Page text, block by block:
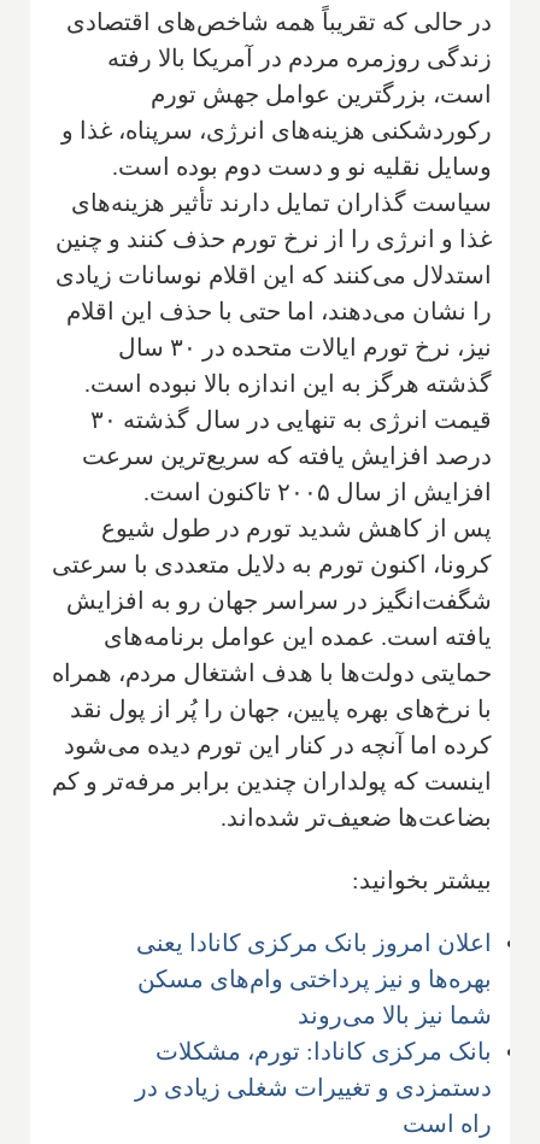
در حالی که تقریباً همه شاخص‌های اقتصادی
زندگی روزمره مردم در آمریکا بالا رفته
است، بزرگترین عوامل جهش تورم
رکوردشکنی هزینه‌های انرژی، سرپناه، غذا و
وسایل نقلیه نو و دست دوم بوده است.
سیاست گذاران تمایل دارند تأثیر هزینه‌های
غذا و انرژی را از نرخ تورم حذف کنند و چنین
استدلال می‌کنند که این اقلام نوسانات زیادی
را نشان می‌دهند، اما حتی با حذف این اقلام
نیز، نرخ تورم ایالات متحده در ۳۰ سال
گذشته هرگز به این اندازه بالا نبوده است.
قیمت انرژی به تنهایی در سال گذشته ۳۰
درصد افزایش یافته که سریع‌ترین سرعت
افزایش از سال ۲۰۰۵ تاکنون است.
پس از کاهش شدید تورم در طول شیوع
کرونا، اکنون تورم به دلایل متعددی با سرعتی
شگفت‌انگیز در سراسر جهان رو به افزایش
یافته است. عمده این عوامل برنامه‌های
حمایتی دولت‌ها با هدف اشتغال مردم، همراه
با نرخ‌های بهره پایین، جهان را پُر از پول نقد
کرده اما آنچه در کنار این تورم دیده می‌شود
اینست که پولداران چندین برابر مرفه‌تر و کم
بضاعت‌ها ضعیف‌تر شده‌اند.
بیشتر بخوانید:
اعلان امروز بانک مرکزی کانادا یعنی
بهره‌ها و نیز پرداختی وام‌های مسکن
شما نیز بالا می‌روند
بانک مرکزی کانادا: تورم، مشکلات
دستمزدی و تغییرات شغلی زیادی در
راه است